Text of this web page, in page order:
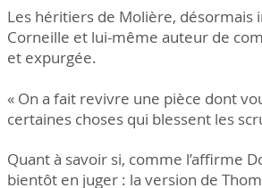
Les héritiers de Molière, désormais
Corneille et lui-même auteur de
et expurgée.
« On a fait revivre une pièce dont
certaines choses qui blessent les
Quant à savoir si, comme l’affirme
bientôt en juger : la version de